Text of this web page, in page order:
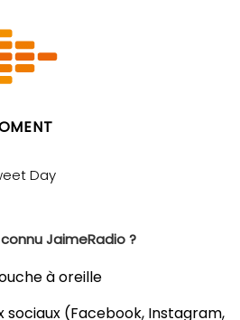
JaimeRadio ?
à oreille
sociaux (Facebook, Instagram,